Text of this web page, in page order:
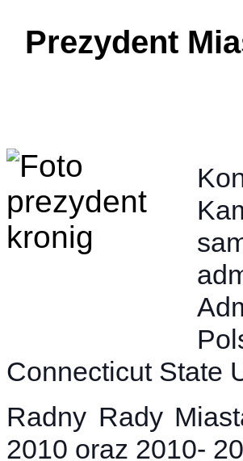
Prezydent
Connecticut State
Radny Rady
2010 oraz 2010-